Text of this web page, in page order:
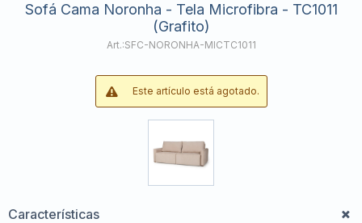
Sofá Cama Noronha - Tela Microfibra - TC1011
(Grafito)
SFC-NORONHA-MICTC1011
Este artículo está agotado.
Características